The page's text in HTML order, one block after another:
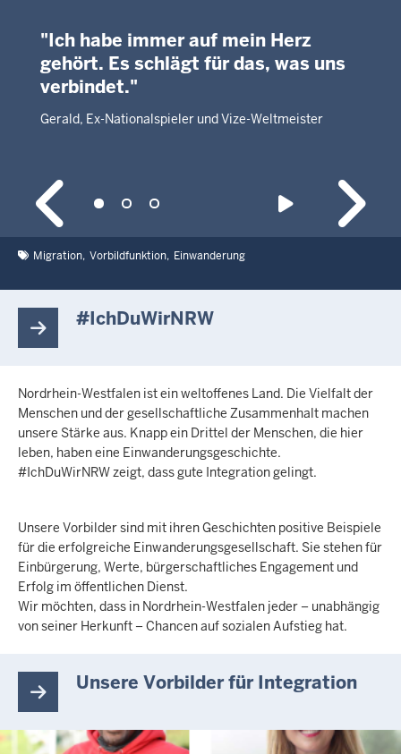
"Ich habe immer auf mein Herz
gehört. Es schlägt für das, was uns
verbindet."
Gerald, Ex-Nationalspieler und Vize-Weltmeister
Migration Vorbildfunktion Einwanderung
#IchDuWirNRW
Nordrhein-Westfalen ist ein weltoffenes Land. Die Vielfalt der
Menschen und der gesellschaftliche Zusammenhalt machen
unsere Stärke aus. Knapp ein Drittel der Menschen, die hier
leben, haben eine Einwanderungsgeschichte.
#IchDuWirNRW zeigt, dass gute Integration gelingt.
Unsere Vorbilder sind mit ihren Geschichten positive Beispiele
für die erfolgreiche Einwanderungsgesellschaft. Sie stehen für
Einbürgerung, Werte, bürgerschaftliches Engagement und
Erfolg im öffentlichen Dienst.
Wir möchten, dass in Nordrhein-Westfalen jeder – unabhängig
von seiner Herkunft – Chancen auf sozialen Aufstieg hat.
Unsere Vorbilder für Integration